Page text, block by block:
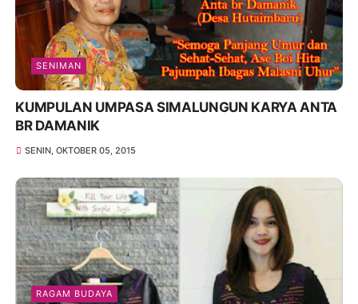
SENIMAN
KUMPULAN UMPASA SIMALUNGUN KARYA ANTA
BR DAMANIK
SENIN, OKTOBER 05, 2015
RAGAM BUDAYA